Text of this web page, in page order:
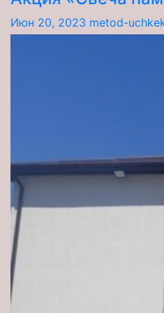
Июн 20, 2023 metod-